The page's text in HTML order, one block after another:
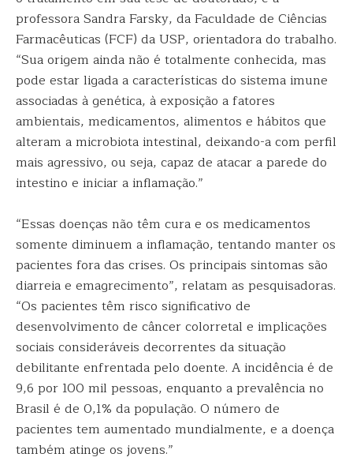
professora Sandra Farsky, da Faculdade de Ciências
Farmacêuticas (FCF) da USP, orientadora do trabalho.
“Sua origem ainda não é totalmente conhecida, mas
pode estar ligada a características do sistema imune
associadas à genética, à exposição a fatores
ambientais, medicamentos, alimentos e hábitos que
alteram a microbiota intestinal, deixando-a com perfil
mais agressivo, ou seja, capaz de atacar a parede do
intestino e iniciar a inflamação.”
“Essas doenças não têm cura e os medicamentos
somente diminuem a inflamação, tentando manter os
pacientes fora das crises. Os principais sintomas são
diarreia e emagrecimento”, relatam as pesquisadoras.
“Os pacientes têm risco significativo de
desenvolvimento de câncer colorretal e implicações
sociais consideráveis decorrentes da situação
debilitante enfrentada pelo doente. A incidência é de
9,6 por 100 mil pessoas, enquanto a prevalência no
Brasil é de 0,1% da população. O número de
pacientes tem aumentado mundialmente, e a doença
também atinge os jovens.”